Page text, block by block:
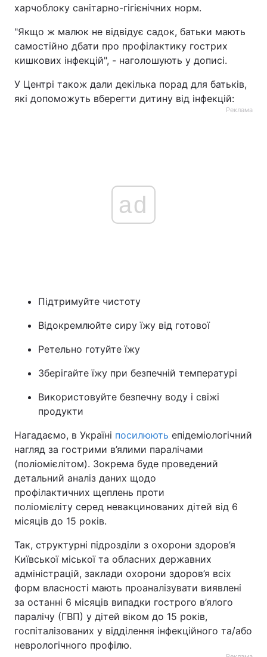
харчоблоку санітарно-гігієнічних норм.
"Якщо ж малюк не відвідує садок, батьки мають
самостійно дбати про профілактику гострих
кишкових інфекцій", - наголошують у дописі.
У Центрі також дали декілька порад для батьків,
які допоможуть вберегти дитину від інфекцій:
Реклама
ad
Підтримуйте чистоту
Відокремлюйте сиру їжу від готової
Ретельно готуйте їжу
Зберігайте їжу при безпечній температурі
Використовуйте безпечну воду і свіжі
продукти
Нагадаємо, в Україні посилюють епідеміологічний
нагляд за гострими в’ялими паралічами
(поліомієлітом). Зокрема буде проведений
детальний аналіз даних щодо
профілактичних щеплень проти
поліомієліту серед невакцинованих дітей від 6
місяців до 15 років.
Так, структурні підрозділи з охорони здоров’я
Київської міської та обласних державних
адміністрацій, заклади охорони здоров’я всіх
форм власності мають проаналізувати виявлені
за останні 6 місяців випадки гострого в’ялого
паралічу (ГВП) у дітей віком до 15 років,
госпіталізованих у відділення інфекційного та/або
неврологічного профілю.